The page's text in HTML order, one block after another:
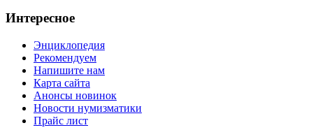
Интересное
Энциклопедия
Рекомендуем
Напишите нам
Карта сайта
Анонсы новинок
Новости нумизматики
Прайс лист